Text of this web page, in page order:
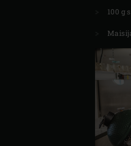
100 g